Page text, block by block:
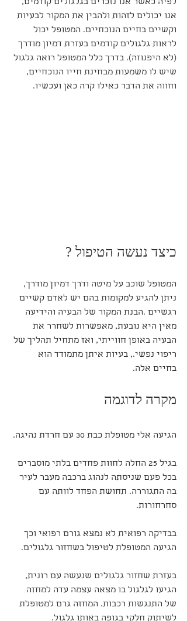
לפיה כאשר אנו נזכרים בגלגולים קודמים,
אנו יכולים לזהות ולהבין את המקור לבעיות
וקשיים בחיים הנוכחיים. המטופל יכול
לראות גלגולים קודמים בעזרת דמיון מודרך
(לא היפנוזה). בדרך כלל המטופל רואה גלגול
שיש לו משמעות מבחינת חייו הנוכחיים,
וחווה את הדבר כאילו קרה כאן ועכשיו.
כיצד נעשה הטיפול ?
המטופל שוכב על מיטה ודרך דמיון מודרך,
ניתן להגיע למקומות בהם יש לאדם קשיים
רגשיים .הבנת המקור של הבעיה והידיעה
מאין היא נובעת, מאפשרות לשחרר את
הבעיה באופן חווייתי, ואז מתחיל תהליך של
ריפוי נפשי., בעיות איתן מתמודד הוא
בחיים אלה.
מקרה לדוגמה
הגיעה אלי מטופלת כבת 30 עם חרדת נהיגה.
בגיל 25 החלה לחוות פחדים בלתי מוסברים
בכל פעם שניסתה לנהוג ברכבה מעבר לעיר
בה התגוררה. תחושת הפחד לוותה עם
סחרחורות.
בבדיקה רפואית לא נמצא גורם רפואי וכך
הגיעה המטופלת לטיפול בשחזור גלגולים.
בעזרת שחזור גלגולים שנעשה עם רונית,
הגיעו לגלגול בו מצאה עצמה עדה למחזה
של התנגשות רכבות. המחזה גרם למטופלת
לשיתוק חלקי בגופה באותו גלגול.